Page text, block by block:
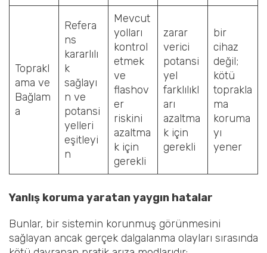
Toprakl
ama ve
Bağlam
a
Refera
ns
kararlılı
k
sağlayı
n ve
potansi
yelleri
eşitleyi
n
Mevcut
yolları
kontrol
etmek
ve
flashov
er
riskini
azaltma
k için
gerekli
zarar
verici
potansi
yel
farklılıkl
arı
azaltma
k için
gerekli
bir
cihaz
değil;
kötü
toprakla
ma
koruma
yı
yener
Yanlış koruma yaratan yaygın hatalar
Bunlar, bir sistemin korunmuş görünmesini
sağlayan ancak gerçek dalgalanma olayları sırasında